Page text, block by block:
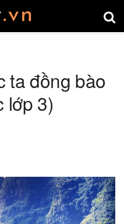
ta đồng bào
lớp 3)